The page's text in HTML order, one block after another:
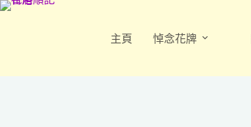
跳
內
主頁 悼念花牌